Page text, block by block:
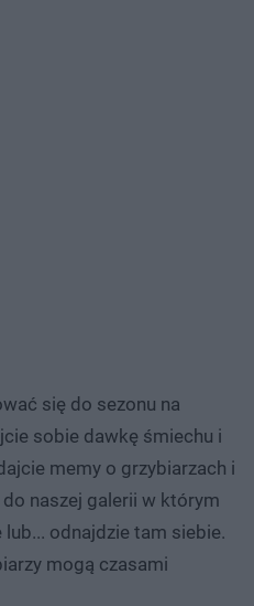
się do sezonu na
sobie dawkę śmiechu i
memy o grzybiarzach i
naszej galerii w którym
odnajdzie tam siebie.
mogą czasami